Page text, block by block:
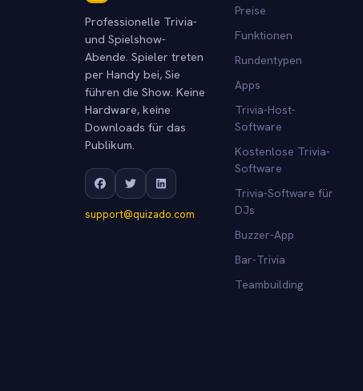
Professionelle Trivia-
und Spielshow-
Abende. Spieler treten
per Handy bei, Sie
führen die Show. Keine
Hardware, keine
Downloads für das
Publikum.
support@quizado.com
Preise
Funktionen
Rundentypen
Apps
Trivia-Host-
Software
Kostenlose Trivia-
Software
Trivia-Software für
DJs
Buzzer-App
Bar-Trivia
Teambuilding